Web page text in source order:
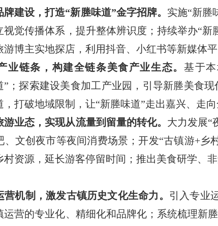
牌建设，打造“新塍味道”金字招牌。 实施“新塍
视觉传播体系，提升整体辨识度；持续举办“
博主实地探店，利用抖音、小红书等新媒体
业链条，构建全链条美食产业生态。 基于
”；探索建设美食加工产业园，引导新塍美食
打破地域限制，让“新塍味道”走出嘉兴、走向
游业态，实现从流量到留量的转化。 大力发展“
、文创夜市等夜间消费场景；开发“古镇游+
村资源，延长游客停留时间；推出美食研学、
营机制，激发古镇历史文化生命力。 引入专业
运营的专业化、精细化和品牌化；系统梳理新